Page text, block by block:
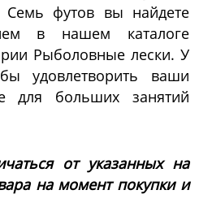
Семь футов вы найдете
в нашем каталоге
Рыболовные лески. У
удовлетворить ваши
для больших занятий
от указанных на
на момент покупки и